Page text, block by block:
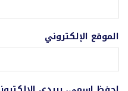
الموقع الإلكتروني